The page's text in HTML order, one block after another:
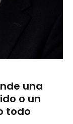
una
o un
todo